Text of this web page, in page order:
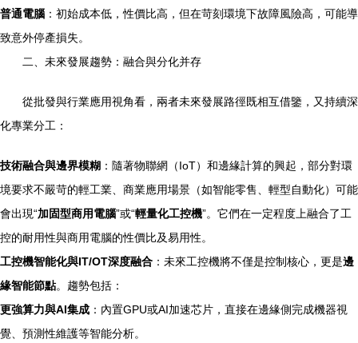
普通電腦 ：初始成本低，性價比高，但在苛刻環境下故障風險高，可能導
致意外停產損失。
二、未來發展趨勢：融合與分化并存
從批發與行業應用視角看，兩者未來發展路徑既相互借鑒，又持續深
化專業分工：
技術融合與邊界模糊 ：隨著物聯網（IoT）和邊緣計算的興起，部分對環
境要求不嚴苛的輕工業、商業應用場景（如智能零售、輕型自動化）可能
會出現“加固型商用電腦”或“輕量化工控機”。它們在一定程度上融合了工
控的耐用性與商用電腦的性價比及易用性。
工控機智能化與IT/OT深度融合 ：未來工控機將不僅是控制核心，更是邊
緣智能節點。趨勢包括：
更強算力與AI集成 ：內置GPU或AI加速芯片，直接在邊緣側完成機器視
覺、預測性維護等智能分析。